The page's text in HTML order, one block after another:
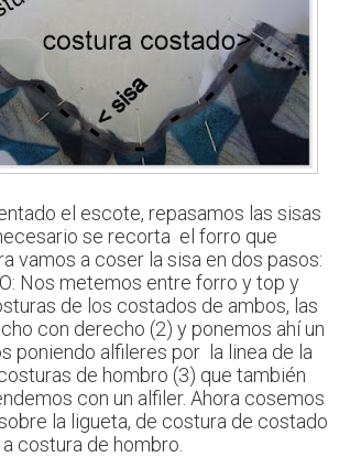
el escote, repasamos las sisas
se recorta el forro que
vamos a coser la sisa en dos pasos:
Nos metemos entre forro y top y
de los costados de ambos, las
con derecho (2) y ponemos ahí un
poniendo alfileres por la linea de la
de hombro (3) que también
con un alfiler. Ahora cosemos
la ligueta, de costura de costado
a costura de hombro.